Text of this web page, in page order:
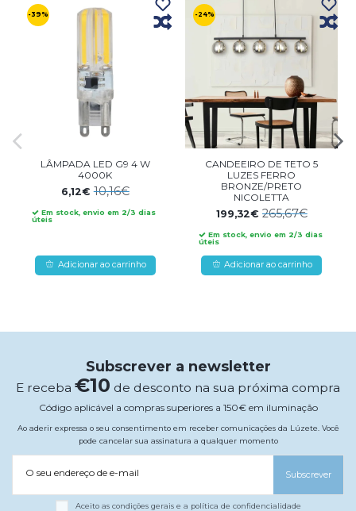
-39%
LÂMPADA LED G9 4 W
4000K
6,12€10,16€
Em stock, envio em 2/3 dias
úteis
Adicionar ao carrinho
-24%
CANDEEIRO DE TETO 5
LUZES FERRO
BRONZE/PRETO
NICOLETTA
199,32€ 265,67€
Em stock, envio em 2/3 dias
úteis
Adicionar ao carrinho
Subscrever a newsletter
E receba €10 de desconto na sua próxima compra
Código aplicável a compras superiores a 150€ em iluminação
Ao aderir expressa o seu consentimento em receber comunicações da Lúzete. Você
pode cancelar sua assinatura a qualquer momento
O seu endereço de e-mail Subscrever
Aceito as condições gerais e a política de confidencialidade